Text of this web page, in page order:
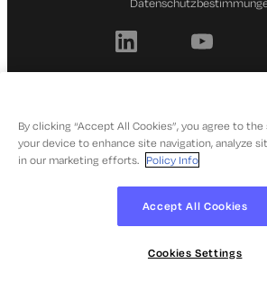
By clicking “Accept All Cookies”, you agree to
your device to enhance site navigation, analyze
in our marketing efforts. Policy Info
Accept All Cookies
Cookies Settings